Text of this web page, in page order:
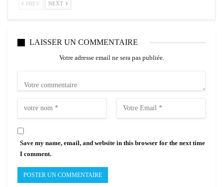
PREV NEXT
LAISSER UN COMMENTAIRE
Votre adresse email ne sera pas publiée.
Save my name, email, and website in this browser for the next time
I comment.